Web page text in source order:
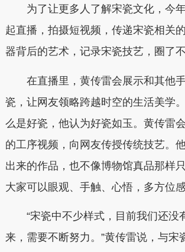
为了让更多人了解宋瓷文化，今年
起直播，拍摄短视频，传递宋瓷相关
器背后的艺术，记录宋瓷技艺，圈了不
在直播里，黄传雷会展示和其他手
瓷，让网友领略跨越时空的生活美学
么是好瓷，他认为好瓷如玉。黄传雷
的工序视频，向网友传授传统技艺。
出来的作品，也不像博物馆真品那样
大家可以眼观、手触、心悟，多方位
“宋瓷中不少样式，目前我们还没
来，需要不断努力。”黄传雷说，与宋